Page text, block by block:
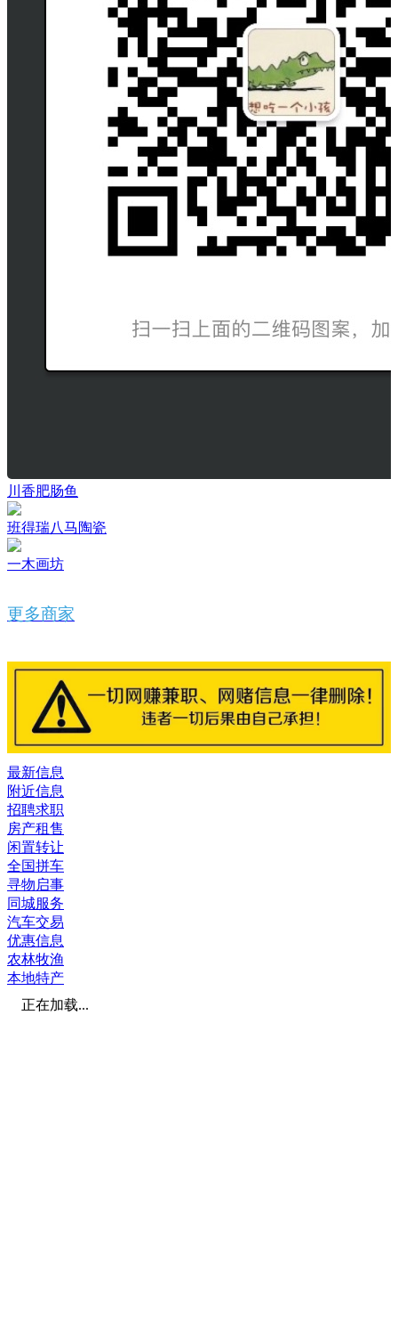
川香肥肠鱼
班得瑞八马陶瓷
一木画坊
更多商家
最新信息
附近信息
招聘求职
房产租售
闲置转让
全国拼车
寻物启事
同城服务
汽车交易
优惠信息
农林牧渔
本地特产
正在加载...